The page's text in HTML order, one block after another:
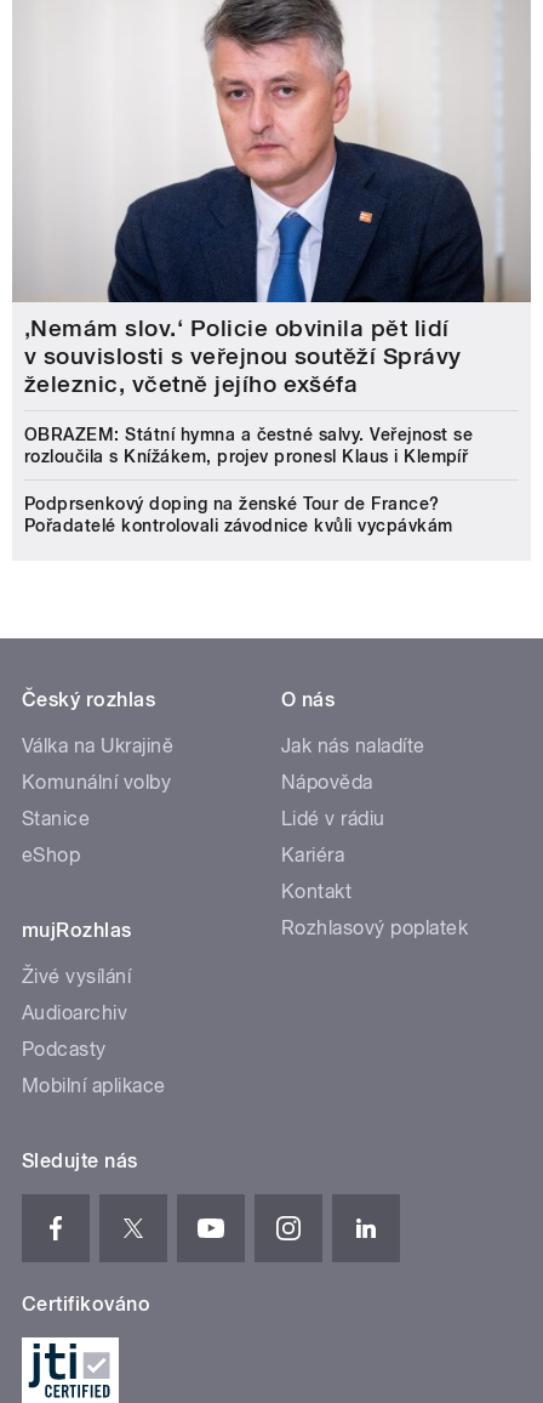
‚Nemám slov.‘ Policie obvinila pět lidí
v souvislosti s veřejnou soutěží Správy
železnic, včetně jejího exšéfa
OBRAZEM: Státní hymna a čestné salvy. Veřejnost se
rozloučila s Knížákem, projev pronesl Klaus i Klempíř
Podprsenkový doping na ženské Tour de France?
Pořadatelé kontrolovali závodnice kvůli vycpávkám
Český rozhlas
Válka na Ukrajině
Komunální volby
Stanice
eShop
mujRozhlas
Živé vysílání
Audioarchiv
Podcasty
Mobilní aplikace
O nás
Jak nás naladíte
Nápověda
Lidé v rádiu
Kariéra
Kontakt
Rozhlasový poplatek
Sledujte nás
Certifikováno